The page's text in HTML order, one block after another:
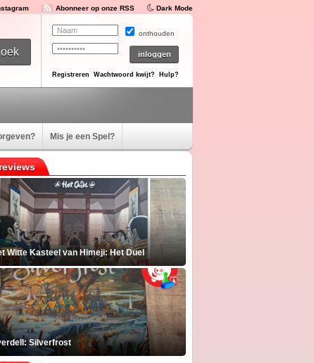
Abonneer op onze RSS Dark Mode
onthouden
Registreren Wachtwoord kwijt? Hulp?
Mis je een Spel?
Witte Kasteel van Himeji: Het Duel
Silverfrost